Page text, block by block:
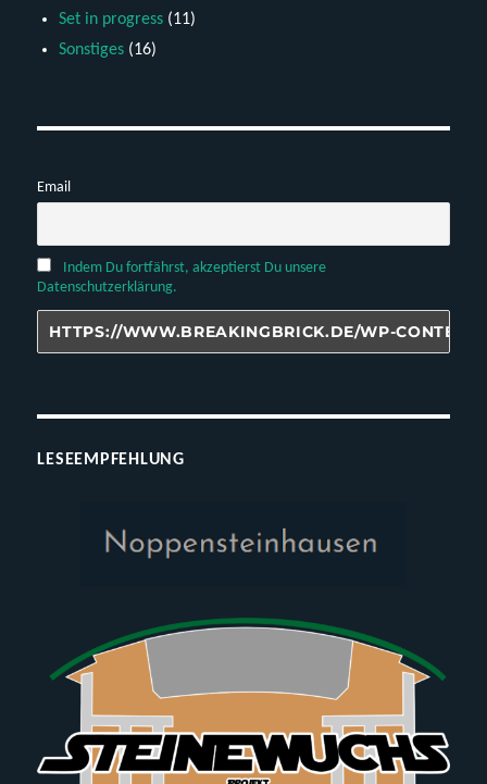
Set in progress (11)
Sonstiges (16)
Email
Indem Du fortfährst, akzeptierst Du unsere
Datenschutzerklärung.
LESEEMPFEHLUNG